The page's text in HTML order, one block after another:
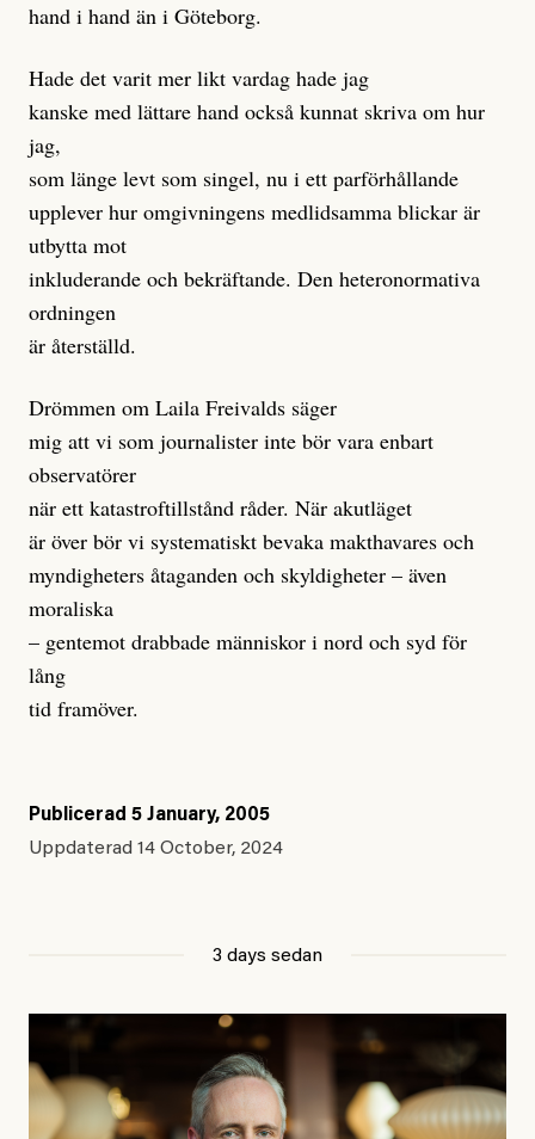
hand i hand än i Göteborg.
Hade det varit mer likt vardag hade jag
kanske med lättare hand också kunnat skriva om hur
jag,
som länge levt som singel, nu i ett parförhållande
upplever hur omgivningens medlidsamma blickar är
utbytta mot
inkluderande och bekräftande. Den heteronormativa
ordningen
är återställd.
Drömmen om Laila Freivalds säger
mig att vi som journalister inte bör vara enbart
observatörer
när ett katastroftillstånd råder. När akutläget
är över bör vi systematiskt bevaka makthavares och
myndigheters åtaganden och skyldigheter – även
moraliska
– gentemot drabbade människor i nord och syd för
lång
tid framöver.
Publicerad 5 January, 2005
Uppdaterad 14 October, 2024
3 days sedan